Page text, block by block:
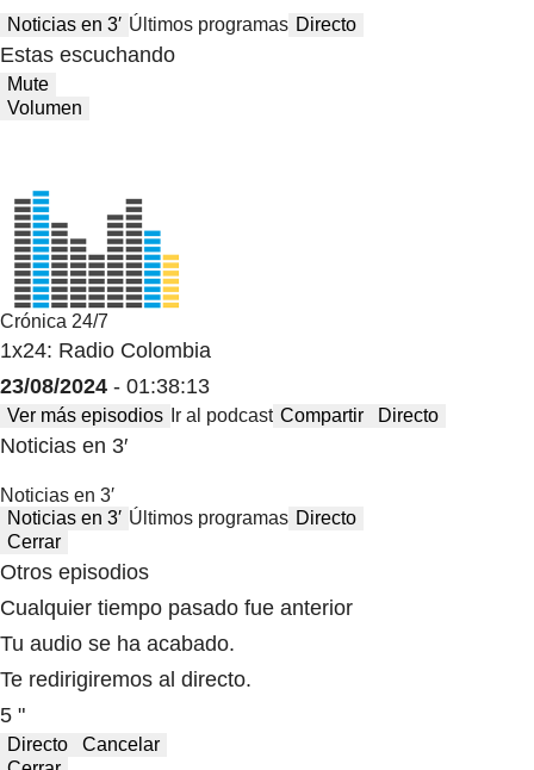
Noticias en 3′ Últimos programas Directo
Estas escuchando
Mute
Volumen
Crónica 24/7
1x24: Radio Colombia
23/08/2024 - 01:38:13
Ver más episodios Ir al podcast Compartir Directo
Noticias en 3′
Noticias en 3′
Noticias en 3′ Últimos programas Directo
Cerrar
Otros episodios
Cualquier tiempo pasado fue anterior
Tu audio se ha acabado.
Te redirigiremos al directo.
5 "
Directo
Cancelar